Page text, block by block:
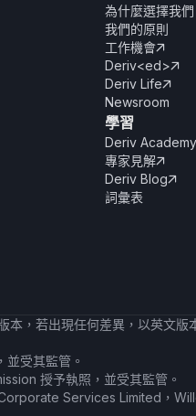
為什麼選擇我們
我們的原則
工作機會
Deriv<ed>
Deriv Life
Newsroom
學習
Deriv Academy
專家見解
Deriv Blog
詞彙表
，若出現任何差異，以英文版
受其監管。
授予執照，並受其監管。
Services Limited，